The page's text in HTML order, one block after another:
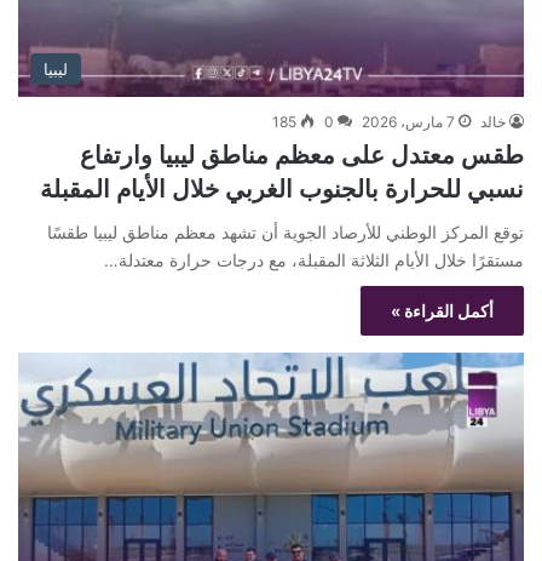
ليبيا
خالد 7 مارس، 2026 0
185
طقس معتدل على معظم مناطق ليبيا وارتفاع
نسبي للحرارة بالجنوب الغربي خلال الأيام المقبلة
توقع المركز الوطني للأرصاد الجوية أن تشهد معظم مناطق ليبيا طقسًا
مستقرًا خلال الأيام الثلاثة المقبلة، مع درجات حرارة معتدلة…
أكمل القراءة »